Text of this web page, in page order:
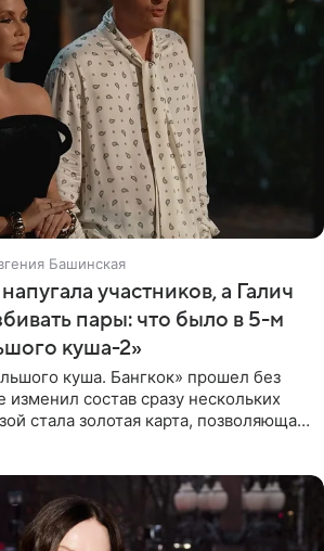
Башинская
участников, а Галич
пары: что было в 5-м
куша-2»
куша. Бангкок» прошел без
изменил состав сразу нескольких
стала золотая карта, позволяющая